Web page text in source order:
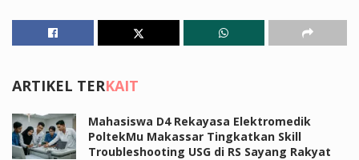
ARTIKEL TERKAIT
Mahasiswa D4 Rekayasa Elektromedik
PoltekMu Makassar Tingkatkan Skill
Troubleshooting USG di RS Sayang Rakyat